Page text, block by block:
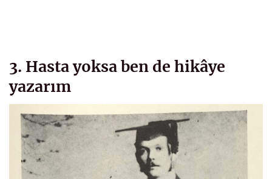
3. Hasta yoksa ben de hikâye
yazarım